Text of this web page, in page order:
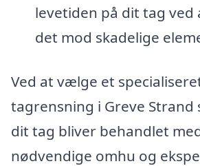
levetiden på dit tag ved
det mod skadelige
Ved at vælge et
tagrensning i Greve Strand
dit tag bliver behandlet
nødvendige omhu og